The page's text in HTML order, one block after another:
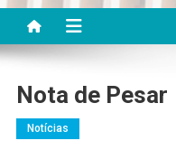
Nota de Pesar
Notícias